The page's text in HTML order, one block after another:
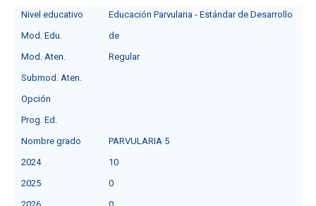
Nivel educativo
Educación Parvularia - Estándar de Desarrollo
Mod. Edu.
de
Mod. Aten.
Regular
Submod. Aten.
Opción
Prog. Ed.
Nombre grado
PARVULARIA 5
2024
10
2025
0